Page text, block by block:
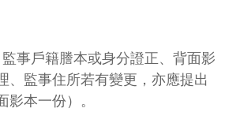
事戶籍謄本或身分證正、背面影
、監事住所若有變更，亦應提出
影本一份）。